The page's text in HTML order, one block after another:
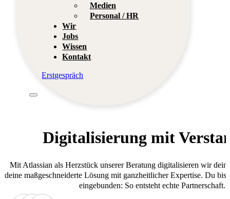
Medien
Personal / HR
Wir
Jobs
Wissen
Kontakt
Erstgespräch
Digitalisierung mit
Mit Atlassian als Herzstück unserer Beratung digitalisieren wir
deine maßgeschneiderte Lösung mit ganzheitlicher Expertise. Du
eingebunden: So entsteht echte Partnerschaft.